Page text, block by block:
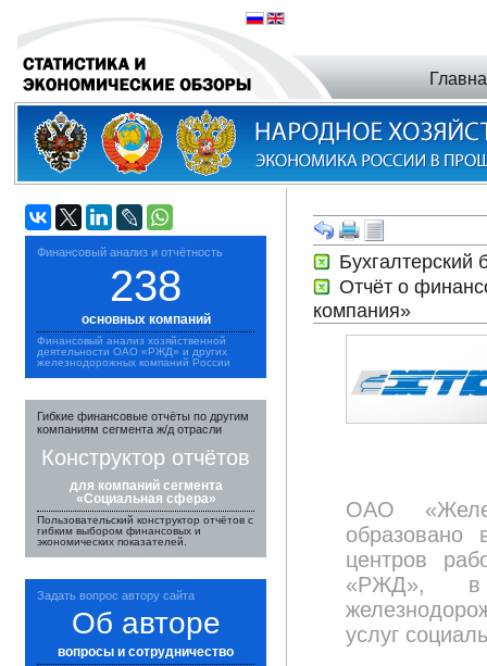
Финансовый анализ и отчётность
238
основных компаний
Финансовый анализ хозяйственной
деятельности ОАО «РЖД» и других
железнодорожных компаний России
Гибкие финансовые отчёты по другим
компаниям сегмента ж/д отрасли
Конструктор отчётов
для компаний сегмента
«Социальная сфера»
Пользовательский конструктор отчётов с
гибким выбором финансовых и
экономических показателей.
Задать вопрос автору сайта
Об авторе
вопросы и сотрудничество
Отчёт о
компания»
ОАО
центров
«РЖД», в
услуг